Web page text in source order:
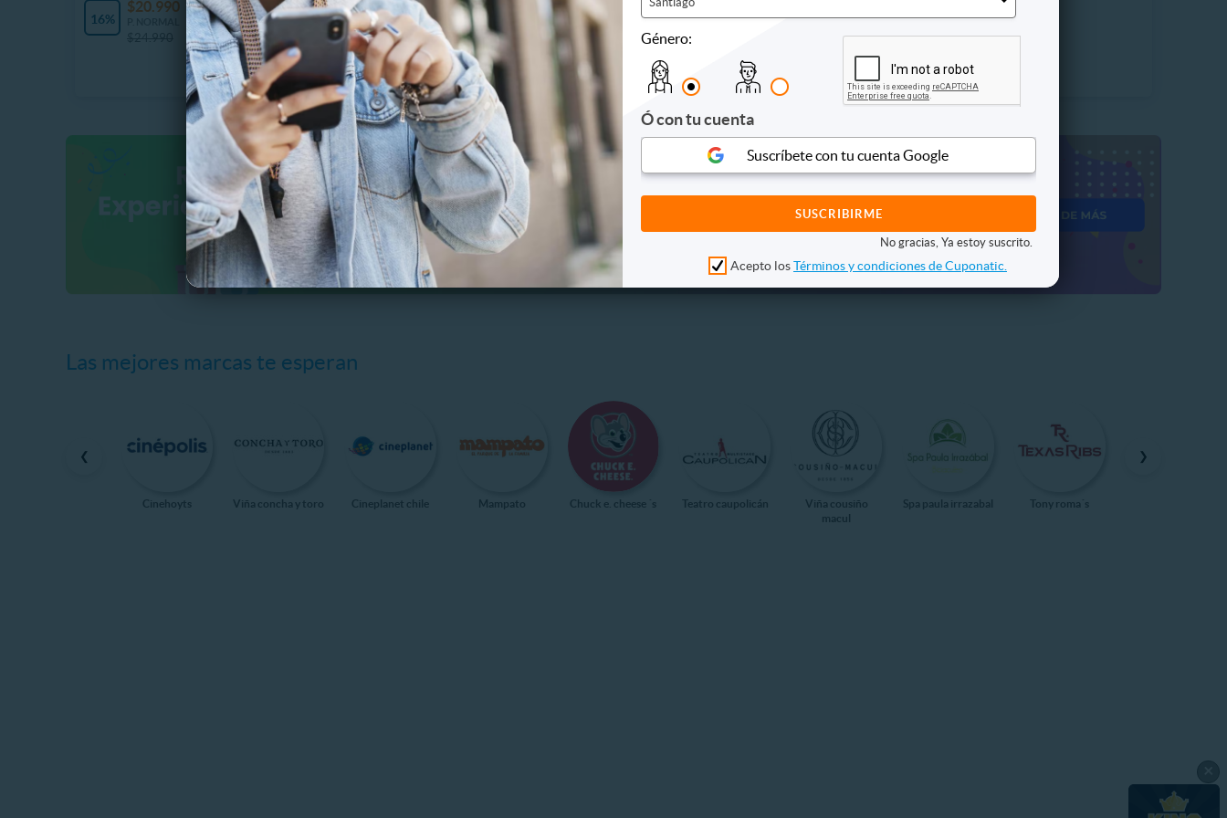
16%
10 Vendidos
$20.990
37%
$18.990
P. NORMAL
$30.000
71%
$18.990
P. NORMAL
$65.000
Las mejores marcas te esperan
❮
Cinehoyts Viña concha y toro Cineplanet chile Mampato Chuck e. cheese ´s Teatro caupolicán
Viña cousiño
macul
Spa paula irrazabal Tony roma´s
❯
Género:
Ó con tu cuenta
Suscríbete con tu cuenta Google
No gracias, Ya estoy suscrito.
Acepto losTérminos y condiciones de Cuponatic.